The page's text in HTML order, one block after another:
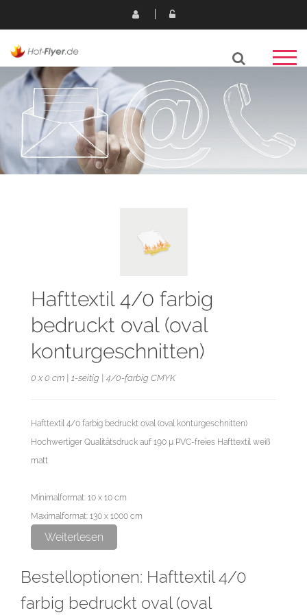
Hafttextil 4/0 farbig
bedruckt oval (oval
konturgeschnitten)
0 x 0 cm | 1-seitig | 4/0-farbig CMYK
Hafttextil 4/0 farbig bedruckt oval (oval konturgeschnitten)
Hochwertiger Qualitätsdruck auf 190 µ PVC-freies Hafttextil weiß
matt
Minimalformat: 10 x 10 cm
Maximalformat: 130 x 1000 cm
Die Daten als pdf-Datei in CMYK mit 300 dpi anlegen.
Datenformat: Bitte umlaufend 3mm größer als das Endformat.
Bitte legen Sie für den Konturschnitt keine Konturlinie an. Das
Weiterlesen
Bestelloptionen: Hafttextil 4/0
farbig bedruckt oval (oval